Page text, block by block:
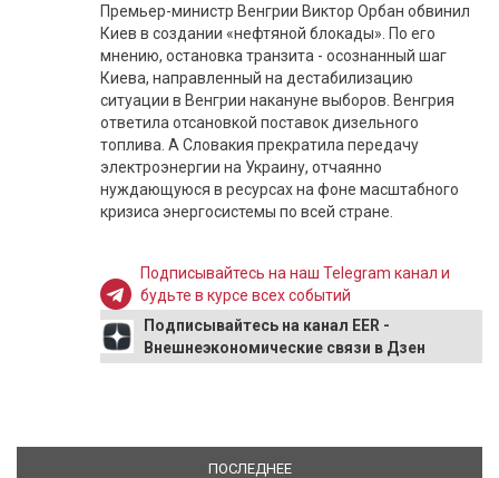
Премьер-министр Венгрии Виктор Орбан обвинил
Киев в создании «нефтяной блокады». По его
мнению, остановка транзита - осознанный шаг
Киева, направленный на дестабилизацию
ситуации в Венгрии накануне выборов. Венгрия
ответила отсановкой поставок дизельного
топлива. А Словакия прекратила передачу
электроэнергии на Украину, отчаянно
нуждающуюся в ресурсах на фоне масштабного
кризиса энергосистемы по всей стране.
Подписывайтесь на наш Telegram канал и
будьте в курсе всех событий
Подписывайтесь на канал EER -
Внешнеэкономические связи в Дзен
ПОСЛЕДНЕЕ(АКТИВНАЯ ВКЛАДКА)